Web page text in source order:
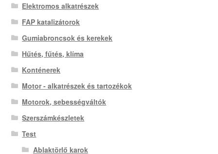
Elektromos alkatrészek
FAP katalizátorok
Gumiabroncsok és kerekek
Hűtés, fűtés, klíma
Konténerek
Motor - alkatrészek és tartozékok
Motorok, sebességváltók
Szerszámkészletek
Test
Ablaktörlő karok